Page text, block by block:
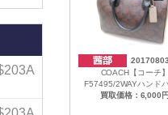
20170803
COACH【コーチ】
F57495/2WAYハンド
買取価格：6,000円